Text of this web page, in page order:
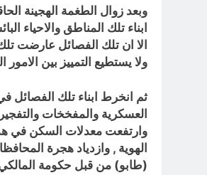
ابناء تلك المناطق والاحياء
الا ان تلك الفصائل عارضت
ولا يستطيع التمييز بين
ثم انخرط ابناء تلك الفصائل
العسكرية والمفخخات
وارتفعت معدلات السكن في
الهوية , وازدياد هجرة
(طابو) من قبل حكومة